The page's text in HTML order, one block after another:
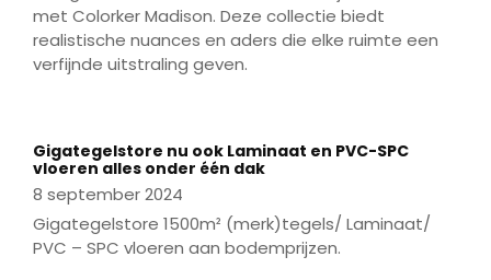
binnen deze stijl. Of je nu een badkamer, keuken of
woonkamer wilt transformeren – wij helpen je
graag met persoonlijk advies en inspiratie.
met Colorker Madison. Deze collectie biedt
realistische nuances en aders die elke ruimte een
verfijnde uitstraling geven.
Gigategelstore nu ook Laminaat en PVC-SPC
vloeren alles onder één dak
8 september 2024
Gigategelstore 1500m² (merk)tegels/ Laminaat/
PVC – SPC vloeren aan bodemprijzen.